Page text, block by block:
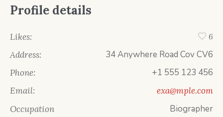
Profile details
Likes: 6
Address: 34 Anywhere Road Cov CV6
Phone: +1 555 123 456
Email:
exa@mple.com
Occupation
Biographer